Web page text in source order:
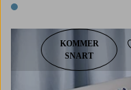
1 farve
KOMMER
SNART